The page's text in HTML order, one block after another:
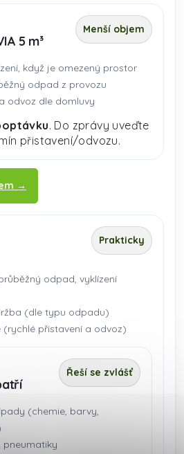
5 m³
Menší objem
když je omezený prostor
odpad z provozu
odvoz dle domluvy
. Do zprávy uveďte
přistavení/odvozu.
→
Prakticky
odpad, vyklízení
(dle typu odpadu)
přistavení a odvoz)
Řeší se zvlášť
(chemie, barvy,
pneumatiky